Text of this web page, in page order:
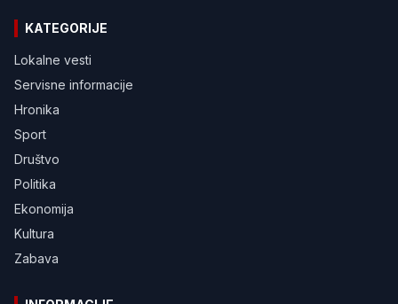
KATEGORIJE
Lokalne vesti
Servisne informacije
Hronika
Sport
Društvo
Politika
Ekonomija
Kultura
Zabava